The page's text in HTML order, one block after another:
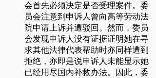
会首先必须决定是否受理案件。委
员会注意到申诉人曾向高等劳动法
院申请上诉并遭驳回。然而，委员
会发现申诉人没有证据证明她在寻
求其他法律代表帮助时亦同样遭到
拒绝，亦即是说申诉人未能显示她
已经用尽国内补救办法。因此，委